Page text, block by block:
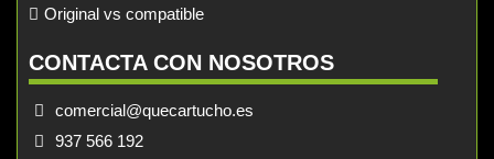
Original vs compatible
CONTACTA CON NOSOTROS
comercial@quecartucho.es
937 566 192